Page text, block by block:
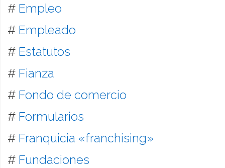
# Empleo
# Empleado
# Estatutos
# Fianza
# Fondo de comercio
# Formularios
# Franquicia «franchising»
# Fundaciones